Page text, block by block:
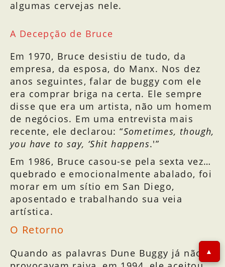
algumas cervejas nele.
A Decepção de Bruce
Em 1970, Bruce desistiu de tudo, da
empresa, da esposa, do Manx. Nos dez
anos seguintes, falar de buggy com ele
era comprar briga na certa. Ele sempre
disse que era um artista, não um homem
de negócios. Em uma entrevista mais
recente, ele declarou: “Sometimes, though,
you have to say, ‘Shit happens.'”
Em 1986, Bruce casou-se pela sexta vez…
quebrado e emocionalmente abalado, foi
morar em um sítio em San Diego,
aposentado e trabalhando sua veia
artística.
O Retorno
Quando as palavras Dune Buggy já não